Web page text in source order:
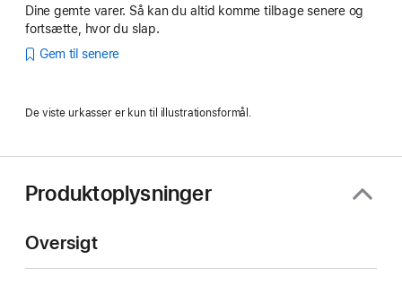
Dine gemte varer. Så kan du altid komme tilbage senere og
fortsætte, hvor du slap.
Gem til senere
De viste urkasser er kun til illustrationsformål.
Produktoplysninger
Oversigt